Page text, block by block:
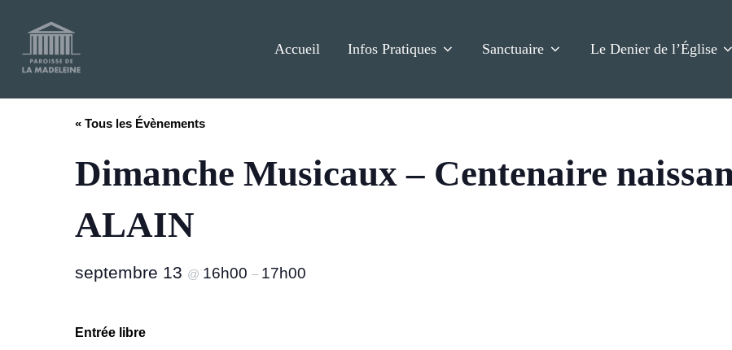
contenu
Accueil Infos Pratiques Sanctuaire Le Denier de l’Église
« Tous les Évènements
Dimanche Musicaux – Centenaire
ALAIN
septembre 13 @ 16h00 – 17h00
Entrée libre